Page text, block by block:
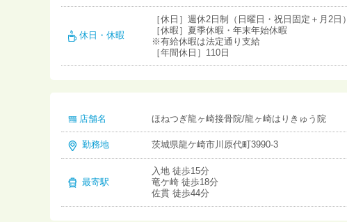
休日・休暇
［休日］週休2日制（日曜日・祝日固定＋月2日）
［休暇］夏季休暇・年末年始休暇
※有給休暇は法定通り支給
［年間休日］110日
店舗名 ほねつぎ龍ヶ崎接骨院/龍ヶ崎はりきゅう院
勤務地 茨城県龍ケ崎市川原代町3990-3
最寄駅
入地 徒歩15分
竜ケ崎 徒歩18分
佐貫 徒歩44分